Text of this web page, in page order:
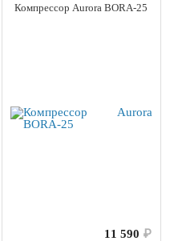
Компрессор Aurora BORA-25
11 590 ₽